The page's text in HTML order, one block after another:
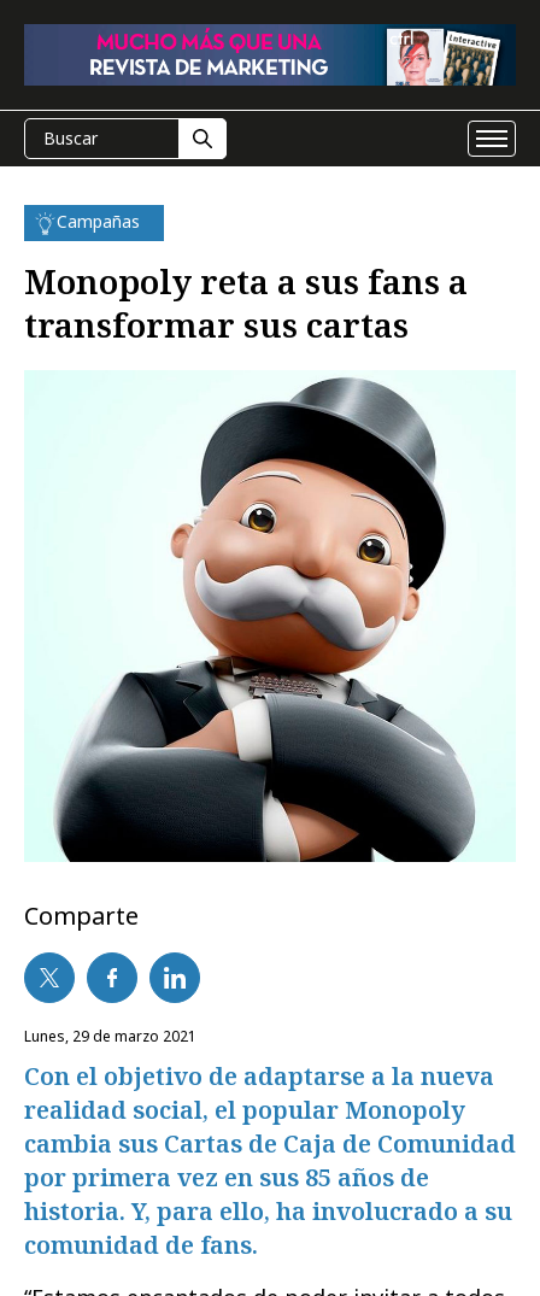
Campañas
Monopoly reta a sus fans a
transformar sus cartas
Comparte
lunes, 29 de marzo 2021
Con el objetivo de adaptarse a la nueva
realidad social, el popular Monopoly
cambia sus Cartas de Caja de Comunidad
por primera vez en sus 85 años de
historia. Y, para ello, ha involucrado a su
comunidad de fans.